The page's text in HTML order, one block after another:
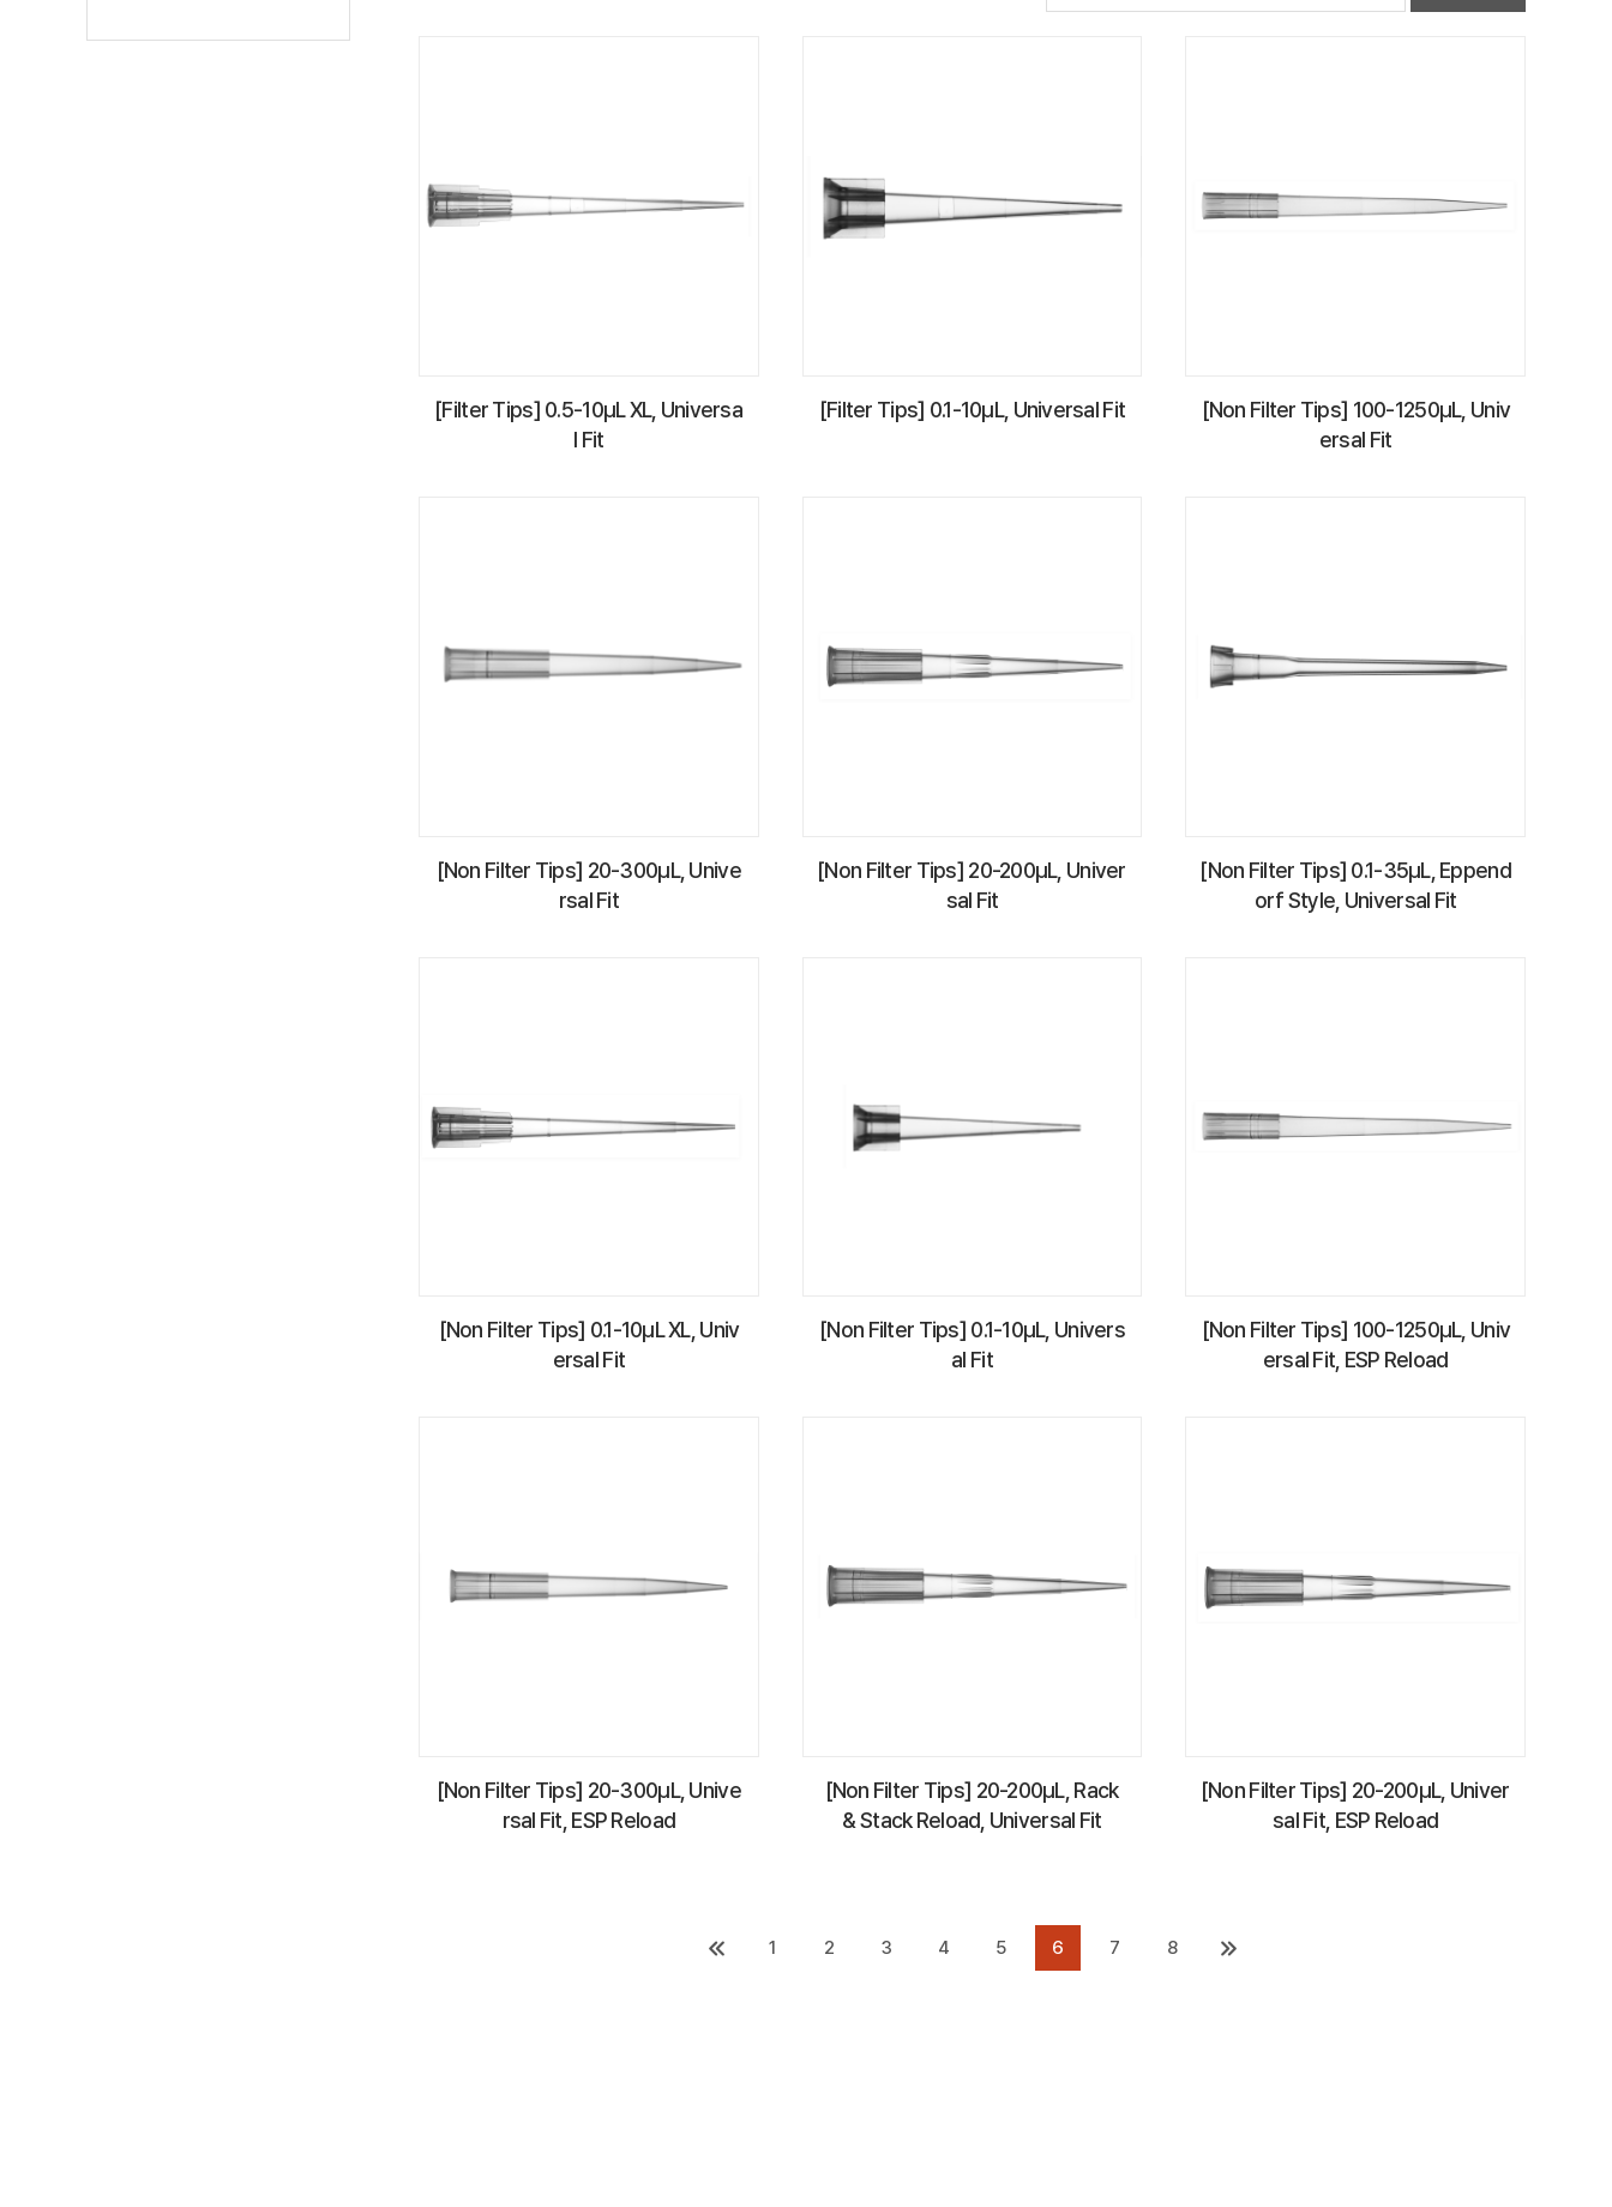
[Filter Tips] 0.5-10µL XL, Universa
l Fit
[Filter Tips] 0.1-10µL, Universal Fit
[Non Filter Tips] 100-1250µL, Univ
ersal Fit
[Non Filter Tips] 20-300µL, Unive
rsal Fit
[Non Filter Tips] 20-200µL, Univer
sal Fit
[Non Filter Tips] 0.1-35µL, Eppend
orf Style, Universal Fit
[Non Filter Tips] 0.1-10µL XL, Univ
ersal Fit
[Non Filter Tips] 0.1-10µL, Univers
al Fit
[Non Filter Tips] 100-1250µL, Univ
ersal Fit, ESP Reload
[Non Filter Tips] 20-300µL, Unive
rsal Fit, ESP Reload
[Non Filter Tips] 20-200µL, Rack
& Stack Reload, Universal Fit
[Non Filter Tips] 20-200µL, Univer
sal Fit, ESP Reload
1 2 3 4 5 6 7 8